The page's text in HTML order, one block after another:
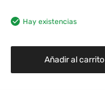
Hay existencias
Añadir al carrito